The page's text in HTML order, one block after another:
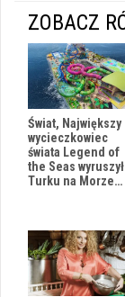
ZOBACZ
Świat, Największy
wycieczkowiec
świata Legend of
the Seas
Turku na Morze…